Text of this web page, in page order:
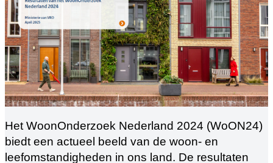
Het WoonOnderzoek Nederland 2024 (WoON24)
biedt een actueel beeld van de woon- en
leefomstandigheden in ons land. De resultaten